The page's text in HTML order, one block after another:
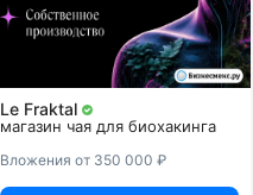
Le Fraktal
магазин чая для биохакинга
Вложения от 350 000 ₽